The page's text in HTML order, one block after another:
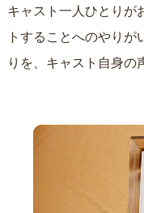
キャスト一人ひとりが
トすることへのやりが
りを、キャスト自身の